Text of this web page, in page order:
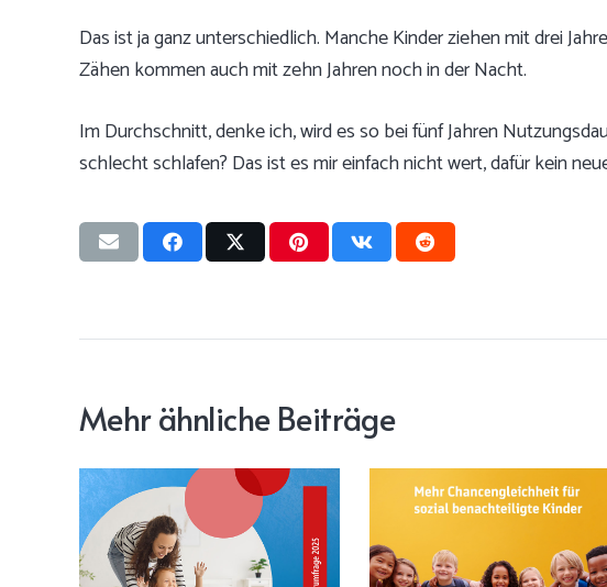
Das ist ja ganz unterschiedlich. Manche Kinder ziehen mit drei
Zähen kommen auch mit zehn Jahren noch in der Nacht.
Im Durchschnitt, denke ich, wird es so bei fünf Jahren
schlecht schlafen? Das ist es mir einfach nicht wert, dafür kein
Mehr ähnliche Beiträge